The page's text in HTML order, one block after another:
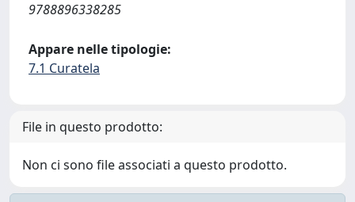
9788896338285
Appare nelle tipologie:
7.1 Curatela
File in questo prodotto:
Non ci sono file associati a questo prodotto.